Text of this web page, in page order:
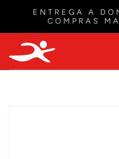
ENTREGA A
COMPRAS